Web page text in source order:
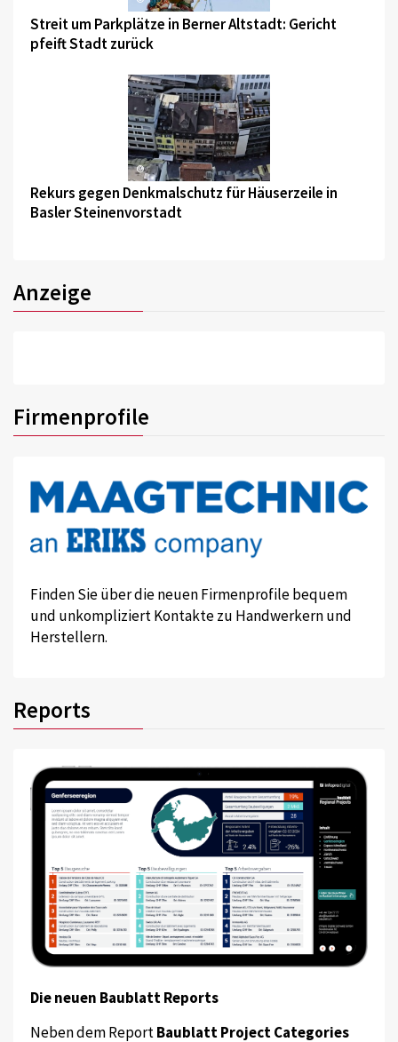
Streit um Parkplätze in Berner Altstadt: Gericht
pfeift Stadt zurück
©
Rekurs gegen Denkmalschutz für Häuserzeile in
Basler Steinenvorstadt
Anzeige
Firmenprofile
Finden Sie über die neuen Firmenprofile bequem
und unkompliziert Kontakte zu Handwerkern und
Herstellern.
Reports
Die neuen Baublatt Reports
Neben dem ReportBaublatt Project Categories